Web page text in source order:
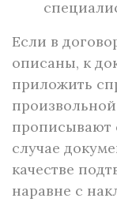
Если в
описаны, к
приложить
прописывают
случае
качестве
наравне с